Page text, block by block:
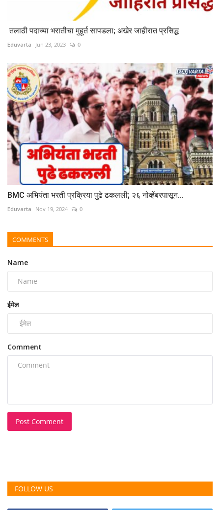
तलाठी पदाच्या भरातीचा मुहूर्त सापडला; अखेर जाहीरात प्रसिद्ध
Eduvarta Jun 23, 2023 0
BMC अभियंता भरती प्रक्रिया पुढे ढकलली; २६ नोव्हेंबरपासून...
Eduvarta Nov 19, 2024 0
COMMENTS
Name
ईमेल
Comment
Post Comment
FOLLOW US